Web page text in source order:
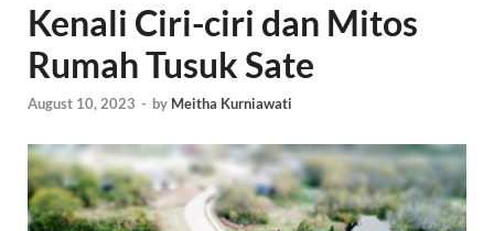
Kenali Ciri-ciri dan Mitos
Rumah Tusuk Sate
August 10, 2023 - by Meitha Kurniawati